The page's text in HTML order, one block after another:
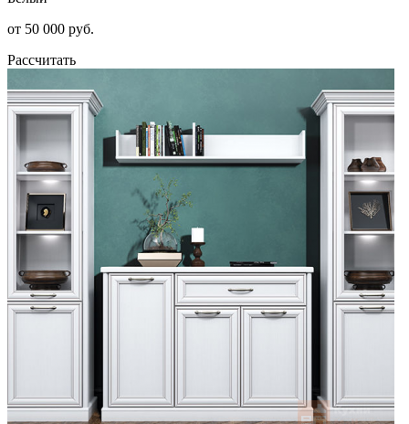
от 50 000 руб.
Рассчитать